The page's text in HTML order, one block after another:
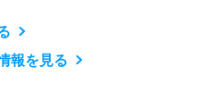
報を見る